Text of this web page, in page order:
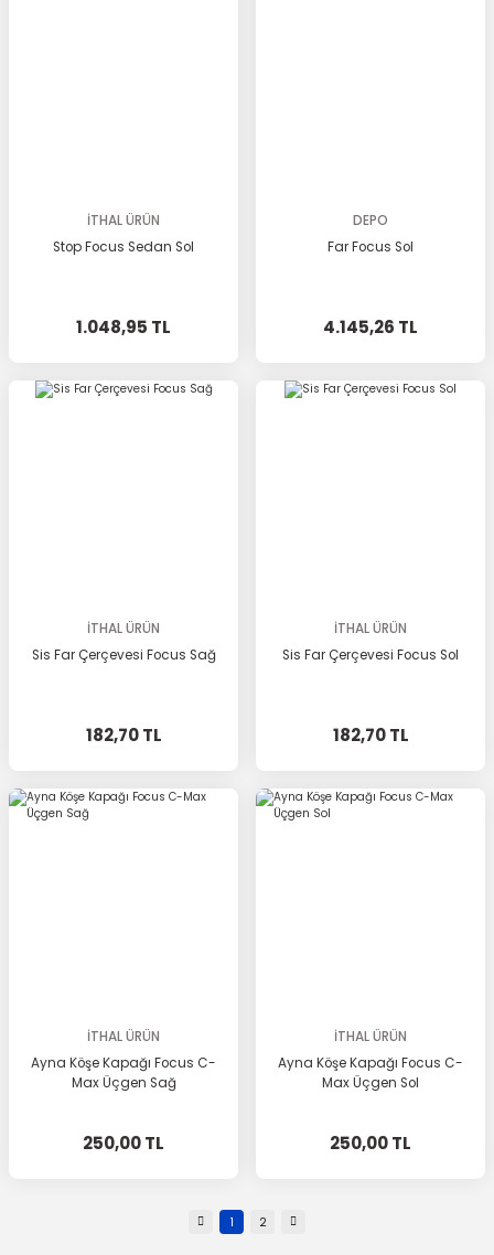
İTHAL ÜRÜN
Stop Focus Sedan Sol
1.048,95 TL
DEPO
Far Focus Sol
4.145,26 TL
İTHAL ÜRÜN
Sis Far Çerçevesi Focus Sağ
182,70 TL
İTHAL ÜRÜN
Sis Far Çerçevesi Focus Sol
182,70 TL
İTHAL ÜRÜN
Ayna Köşe Kapağı Focus C-
Max Üçgen Sağ
250,00 TL
İTHAL ÜRÜN
Ayna Köşe Kapağı Focus C-
Max Üçgen Sol
250,00 TL
1 2